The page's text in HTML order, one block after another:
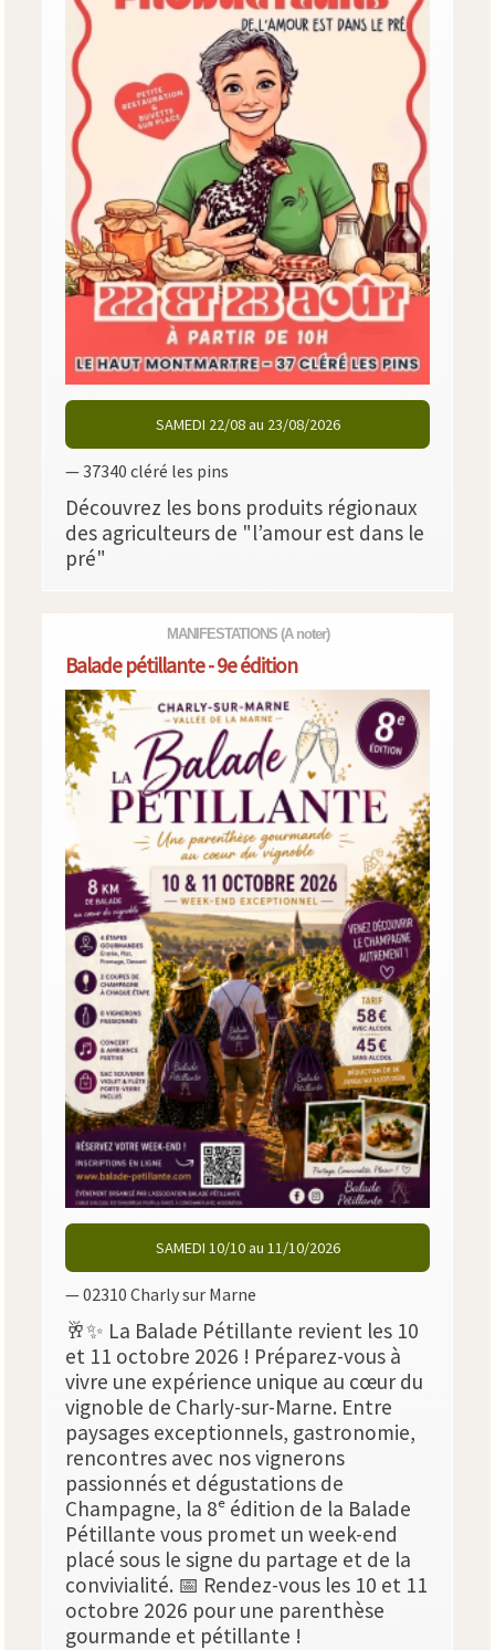
SAMEDI 22/08 au 23/08/2026
— 37340 cléré les pins
Découvrez les bons produits régionaux
des agriculteurs de "l’amour est dans le
pré"
MANIFESTATIONS (A noter)
Balade pétillante - 9e édition
SAMEDI 10/10 au 11/10/2026
— 02310 Charly sur Marne
🥂✨ La Balade Pétillante revient les 10
et 11 octobre 2026 ! Préparez-vous à
vivre une expérience unique au cœur du
vignoble de Charly-sur-Marne. Entre
paysages exceptionnels, gastronomie,
rencontres avec nos vignerons
passionnés et dégustations de
Champagne, la 8ᵉ édition de la Balade
Pétillante vous promet un week-end
placé sous le signe du partage et de la
convivialité. 📅 Rendez-vous les 10 et 11
octobre 2026 pour une parenthèse
gourmande et pétillante !